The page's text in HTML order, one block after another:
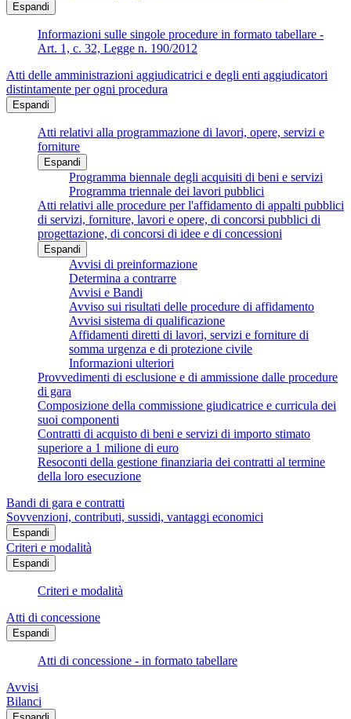
Espandi
Informazioni sulle singole procedure in formato tabellare -
Art. 1, c. 32, Legge n. 190/2012
Atti delle amministrazioni aggiudicatrici e degli enti aggiudicatori
distintamente per ogni procedura
Espandi
Atti relativi alla programmazione di lavori, opere, servizi e
forniture
Espandi
Programma biennale degli acquisiti di beni e servizi
Programma triennale dei lavori pubblici
Atti relativi alle procedure per l'affidamento di appalti pubblici
di servizi, forniture, lavori e opere, di concorsi pubblici di
progettazione, di concorsi di idee e di concessioni
Espandi
Avvisi di preinformazione
Determina a contrarre
Avvisi e Bandi
Avviso sui risultati delle procedure di affidamento
Avvisi sistema di qualificazione
Affidamenti diretti di lavori, servizi e forniture di
somma urgenza e di protezione civile
Informazioni ulteriori
Provvedimenti di esclusione e di ammissione dalle procedure
di gara
Composizione della commissione giudicatrice e curricula dei
suoi componenti
Contratti di acquisto di beni e servizi di importo stimato
superiore a 1 milione di euro
Resoconti della gestione finanziaria dei contratti al termine
della loro esecuzione
Bandi di gara e contratti
Sovvenzioni, contributi, sussidi, vantaggi economici
Espandi
Criteri e modalità
Espandi
Criteri e modalità
Atti di concessione
Espandi
Atti di concessione - in formato tabellare
Avvisi
Bilanci